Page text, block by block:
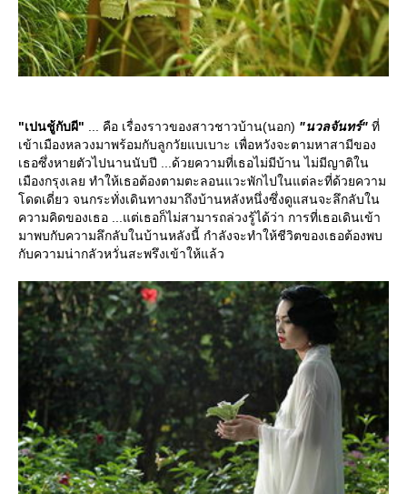
"เปนชู้กับผี" ... คือ เรื่องราวของสาวชาวบ้าน(นอก) "นวลจันทร์" ที่
เข้าเมืองหลวงมาพร้อมกับลูกวัยแบเบาะ เพื่อหวังจะตามหาสามีของ
เธอซึ่งหายตัวไปนานนับปี ...ด้วยความที่เธอไม่มีบ้าน ไม่มีญาติใน
เมืองกรุงเลย ทำให้เธอต้องตามตะลอนแวะพักไปในแต่ละที่ด้วยความ
ดดเดี่ยว จนกระทั่งเดินทางมาถึงบ้านหลังหนึ่งซึ่งดูแสนจะลึกลับใน
ความคิดของเธอ ...แต่เธอก็ไม่สามารถล่วงรู้ได้ว่า การที่เธอเดินเข้า
มาพบกับความลึกลับในบ้านหลังนี้ กำลังจะทำให้ชีวิตของเธอต้องพบ
กับความน่ากลัวหวั่นสะพรึงเข้าให้แล้ว